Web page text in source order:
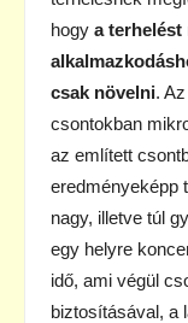
hogy a terhelést
csak növelni.
csontokban
az említett
eredményeképp
nagy, illetve túl
egy helyre
idő, ami végül
biztosításával, a